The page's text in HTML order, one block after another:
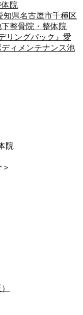
院
知県名古屋市千種区
整骨院・整体院
リングパック』愛
ィメンテナンス池